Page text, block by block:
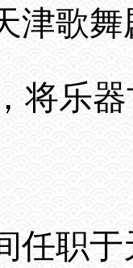
津歌
将乐
任职